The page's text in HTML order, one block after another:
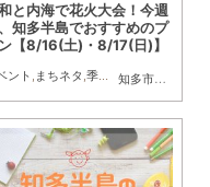
知多市
,東浦町
と内海で花火大会！今週
知多半島でおすすめのプ
【8/16(土)・8/17(日)】
ント , まちネタ ,季節ネタ ,まとめ記事